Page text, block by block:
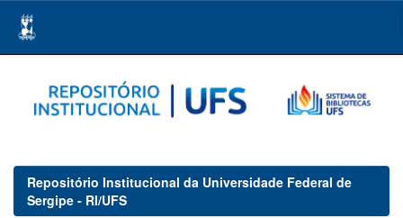
navigation
Repositório Institucional da Universidade Federal de
Sergipe - RI/UFS